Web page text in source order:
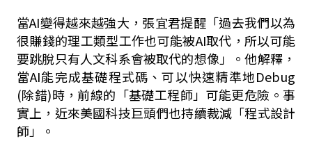
當AI變得越來越強大，張宜君提醒「過去我們以為
很賺錢的理工類型工作也可能被AI取代，所以可能
要跳脫只有人文科系會被取代的想像」。他解釋，
當AI能完成基礎程式碼、可以快速精準地Debug
(除錯)時，前線的「基礎工程師」可能更危險。事
實上，近來美國科技巨頭們也持續裁減「程式設計
師」。